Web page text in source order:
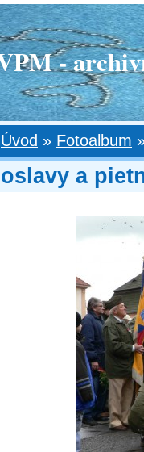
-
Úvod » Fotoalbum
oslavy a